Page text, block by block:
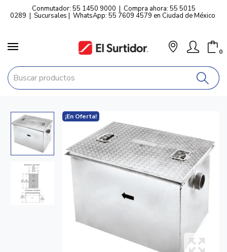
Conmutador: 55 1450 9000 | Compra ahora: 55 5015
0289 | Sucursales | WhatsApp: 55 7609 4579 en Ciudad de México
0
¡En Oferta!